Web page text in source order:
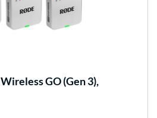
Wireless GO (Gen 3),